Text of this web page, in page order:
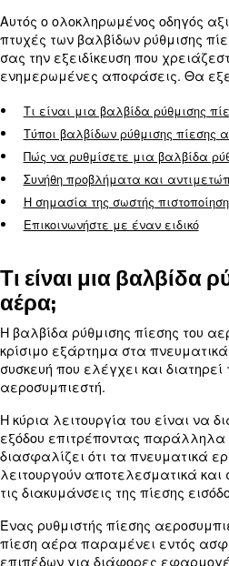
Στον κόσμο των
πίεσης αέρα παίζει
συνεπούς και
έμπειρος επαγγελματίας
κατανόηση των
βελτιώσει σημαντικά τις
πνευματικών συστημάτων.
Αυτός ο ολοκληρωμένος
πτυχές των βαλβίδων
σας την εξειδίκευση που
Τι είναι μια βαλβίδα
Τύποι βαλβίδων ρύθμισης
Πώς να ρυθμίσετε μια
Συνήθη προβλήματα και
Η σημασία της σωστής
Επικοινωνήστε με έναν
Τι είναι μια
αέρα;